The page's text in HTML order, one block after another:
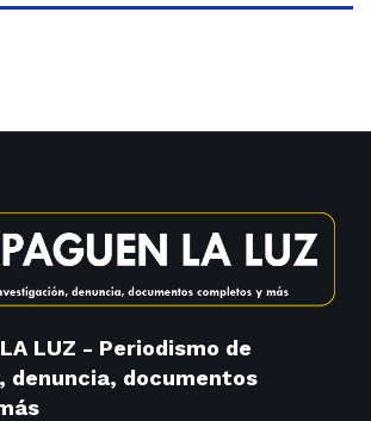
LA LUZ - Periodismo de
denuncia, documentos